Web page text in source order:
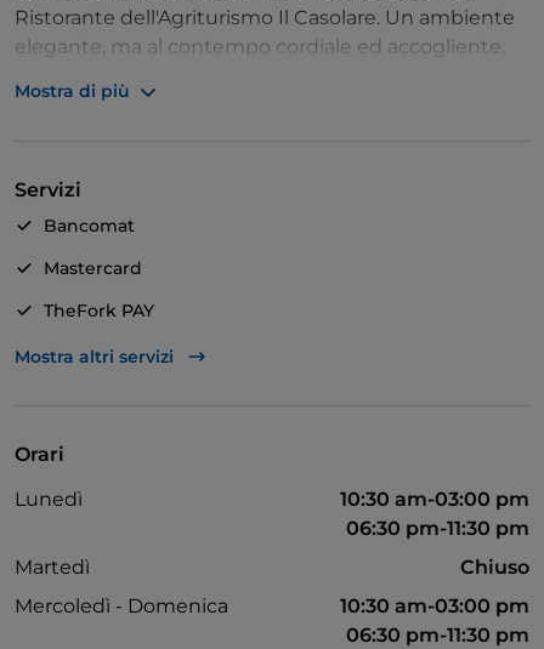
Ristorante dell'Agriturismo Il Casolare. Un ambiente
elegante, ma al contempo cordiale ed accogliente,
caratterizzato dalle pareti con mattoncini a vista.
ampio e vario, con portate preparate seguendo le
ricette tipiche della tradizione mediterranea, con
a base di pesce sono numericamente superiori, ma
non mancano le proposte di terra.
DESSERT - Assolutamente consigliati gli squisiti dolci
Mostra di più
Servizi
Bancomat
Mastercard
TheFork PAY
Unionpay via TheFork PAY
Mostra altri servizi
Orari
Lunedì
10:30 am-03:00 pm
06:30 pm-11:30 pm
Martedì
Chiuso
Mercoledì - Domenica
10:30 am-03:00 pm
06:30 pm-11:30 pm